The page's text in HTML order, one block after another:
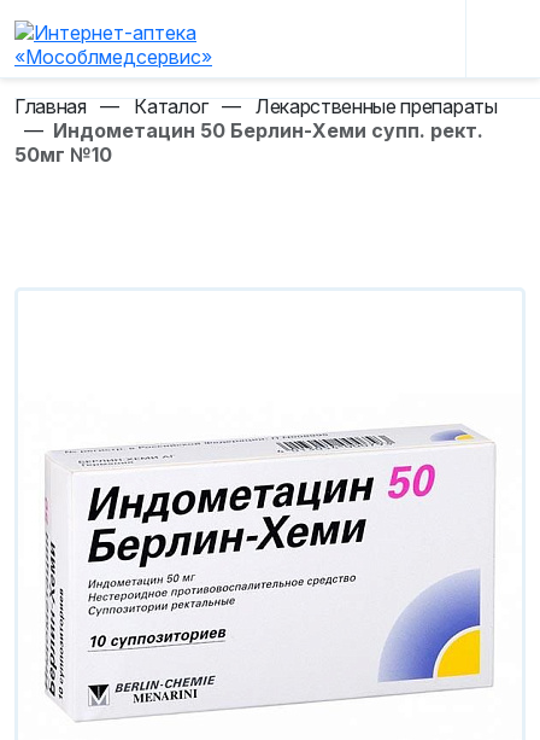
Главная — Каталог — Лекарственные препараты
— Индометацин 50 Берлин-Хеми супп. рект.
50мг №10